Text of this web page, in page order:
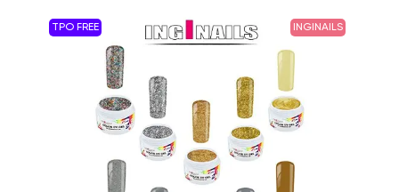
TPO FREE INGINAILS